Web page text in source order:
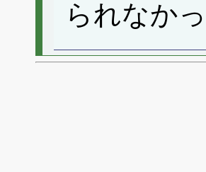
られなかっ